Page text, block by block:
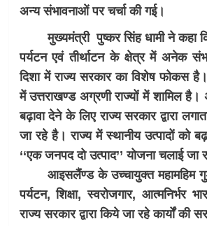
अन्य संभावनाओं पर चर्चा की गई।
मुख्यमंत्री पुष्कर सिंह धामी ने कहा
पर्यटन एवं तीर्थाटन के क्षेत्र में अनेक
दिशा में राज्य सरकार का विशेष फोकस है।
में उत्तराखण्ड अग्रणी राज्यों में शामिल है।
बढ़ावा देने के लिए राज्य सरकार द्वारा
जा रहे है। राज्य में स्थानीय उत्पादों को
‘‘एक जनपद दो उत्पाद’’ योजना चलाई जा
आइसलैंण्ड के उच्चायुक्त महामहिम
पर्यटन, शिक्षा, स्वरोजगार, आत्मनिर्भर
राज्य सरकार द्वारा किये जा रहे कार्यों की